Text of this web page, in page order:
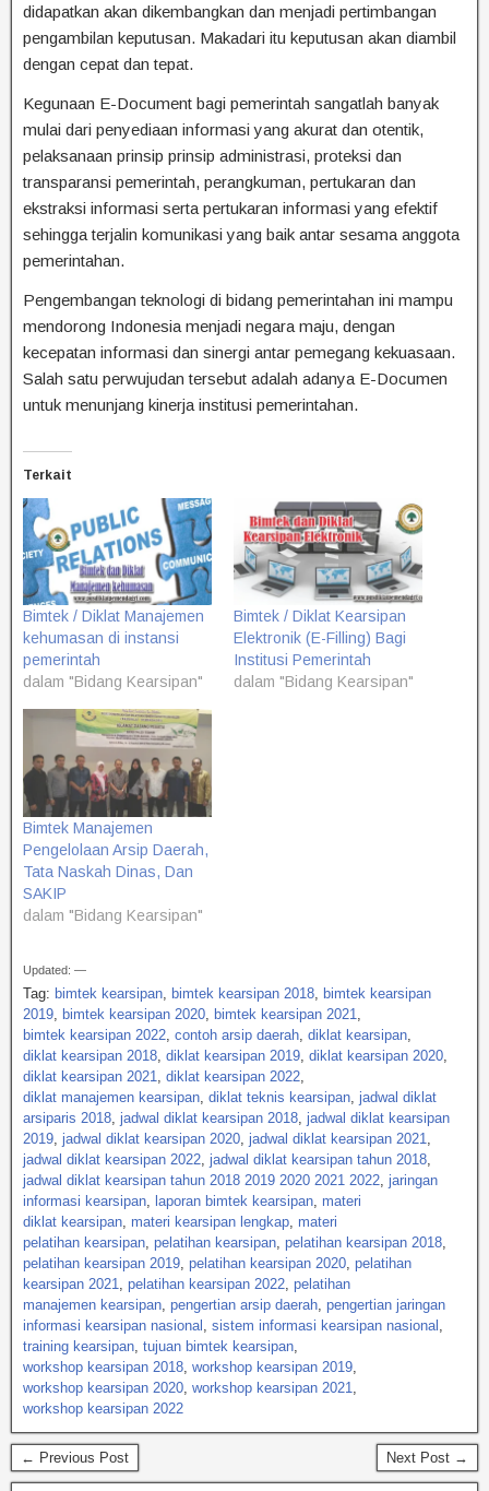
didapatkan akan dikembangkan dan menjadi pertimbangan
pengambilan keputusan. Makadari itu keputusan akan diambil
dengan cepat dan tepat.
Kegunaan E-Document bagi pemerintah sangatlah banyak
mulai dari penyediaan informasi yang akurat dan otentik,
pelaksanaan prinsip prinsip administrasi, proteksi dan
transparansi pemerintah, perangkuman, pertukaran dan
ekstraksi informasi serta pertukaran informasi yang efektif
sehingga terjalin komunikasi yang baik antar sesama anggota
pemerintahan.
Pengembangan teknologi di bidang pemerintahan ini mampu
mendorong Indonesia menjadi negara maju, dengan
kecepatan informasi dan sinergi antar pemegang kekuasaan.
Salah satu perwujudan tersebut adalah adanya E-Documen
untuk menunjang kinerja institusi pemerintahan.
Terkait
Bimtek / Diklat Manajemen
kehumasan di instansi
pemerintah
dalam "Bidang Kearsipan"
Bimtek / Diklat Kearsipan
Elektronik (E-Filling) Bagi
Institusi Pemerintah
dalam "Bidang Kearsipan"
Bimtek Manajemen
Pengelolaan Arsip Daerah,
Tata Naskah Dinas, Dan
SAKIP
dalam "Bidang Kearsipan"
Updated: —
Tag: bimtek kearsipan, bimtek kearsipan 2018, bimtek kearsipan
2019, bimtek kearsipan 2020, bimtek kearsipan 2021,
bimtek kearsipan 2022, contoh arsip daerah, diklat kearsipan,
diklat kearsipan 2018, diklat kearsipan 2019, diklat kearsipan 2020,
diklat kearsipan 2021, diklat kearsipan 2022,
diklat manajemen kearsipan, diklat teknis kearsipan, jadwal diklat
arsiparis 2018, jadwal diklat kearsipan 2018, jadwal diklat kearsipan
2019, jadwal diklat kearsipan 2020, jadwal diklat kearsipan 2021,
jadwal diklat kearsipan 2022, jadwal diklat kearsipan tahun 2018,
jadwal diklat kearsipan tahun 2018 2019 2020 2021 2022, jaringan
informasi kearsipan, laporan bimtek kearsipan, materi
diklat kearsipan, materi kearsipan lengkap, materi
pelatihan kearsipan, pelatihan kearsipan, pelatihan kearsipan 2018,
pelatihan kearsipan 2019, pelatihan kearsipan 2020, pelatihan
kearsipan 2021, pelatihan kearsipan 2022, pelatihan
manajemen kearsipan, pengertian arsip daerah, pengertian jaringan
informasi kearsipan nasional , sistem informasi kearsipan nasional ,
training kearsipan, tujuan bimtek kearsipan,
workshop kearsipan 2018, workshop kearsipan 2019,
workshop kearsipan 2020, workshop kearsipan 2021,
workshop kearsipan 2022
← Previous Post Next Post →